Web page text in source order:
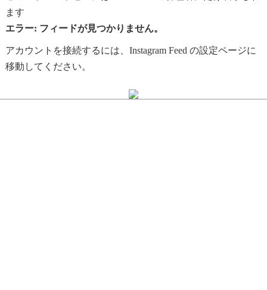
ます
エラー: フィードが見つかりません。
アカウントを接続するには、Instagram Feed の設定ページに
移動してください。